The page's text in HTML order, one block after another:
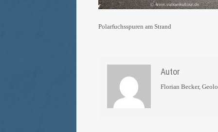
Polarfuchsspuren am Strand
Autor
Florian Becker,